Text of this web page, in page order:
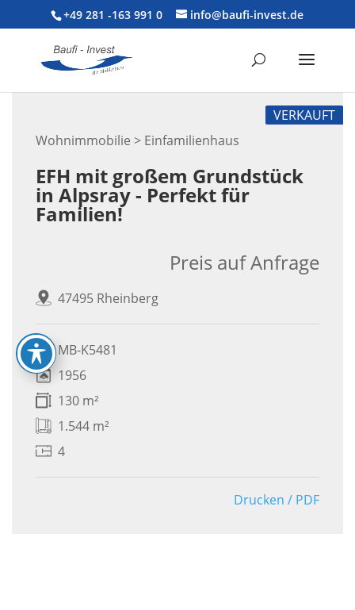
+49 281 -163 991 0 info@baufi-invest.de
Wohnimmobilie > Einfamilienhaus
VERKAUFT
EFH mit großem Grundstück
in Alpsray - Perfekt für
Familien!
47495 Rheinberg
Preis auf Anfrage
MB-K5481
1956
130 m²
1.544 m²
4
Drucken / PDF